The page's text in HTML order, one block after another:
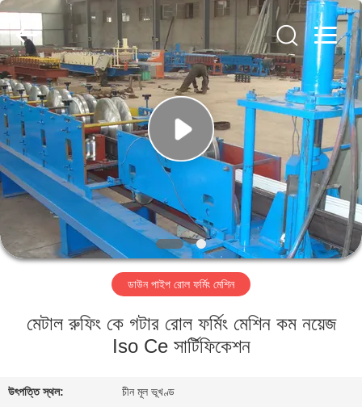
বাড়ি
পণ্য
আমাদের
সম্বন্ধে
কারখানা
Cangzhou
Famous
International
Trading
Co.,
Ltd.
All
Rights
Reserved.
ডাউন পাইপ রোল ফর্মিং মেশিন
মেটাল রুফিং কে গটার রোল ফর্মিং মেশিন কম নয়েজ
Iso Ce সার্টিফিকেশন
উৎপত্তি স্থল: চীন মূল ভূখণ্ড